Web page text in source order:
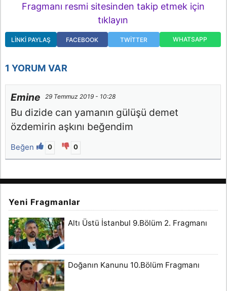
Fragmanı resmi sitesinden takip etmek için
tıklayın
LINKI PAYLAŞ FACEBOOK TWITTER WHATSAPP
1 YORUM VAR
Emine 29 Temmuz 2019 - 10:28
Bu dizide can yamanın gülüşü demet
özdemirin aşkını beğendim
Beğen 0 0
Yeni Fragmanlar
Altı Üstü İstanbul 9.Bölüm 2. Fragmanı
Doğanın Kanunu 10.Bölüm Fragmanı